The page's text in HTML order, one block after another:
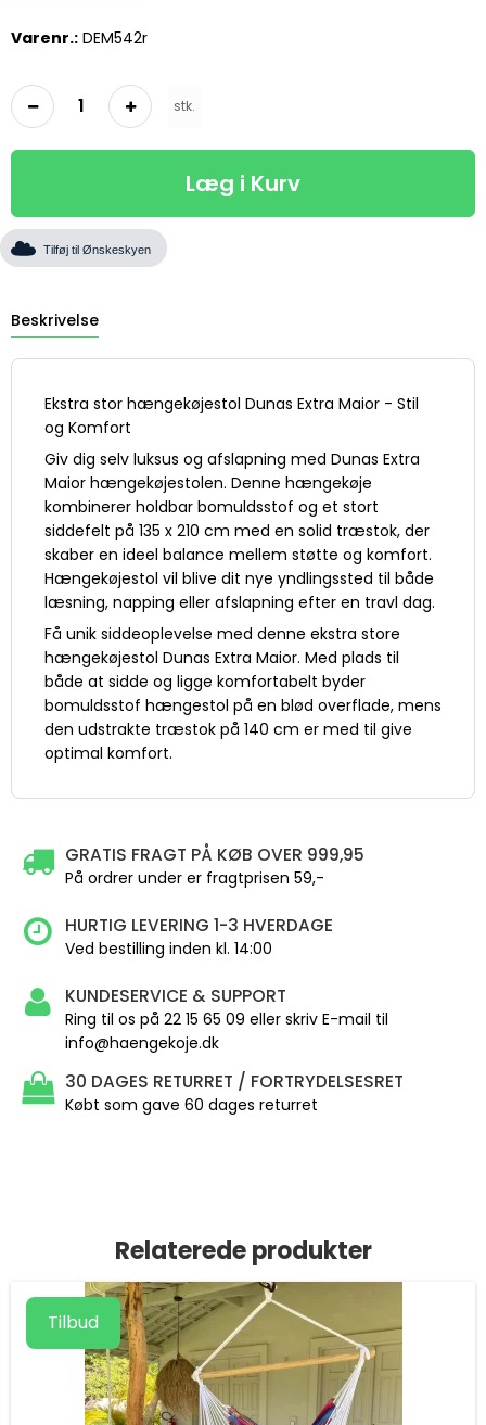
Varenr.: DEM542r
stk.
Læg i Kurv
Tilføj til Ønskeskyen
Beskrivelse
Ekstra stor hængekøjestol Dunas Extra Maior - Stil
og Komfort
Giv dig selv luksus og afslapning med Dunas Extra
Maior hængekøjestolen. Denne hængekøje
kombinerer holdbar bomuldsstof og et stort
siddefelt på 135 x 210 cm med en solid træstok, der
skaber en ideel balance mellem støtte og komfort.
Hængekøjestol vil blive dit nye yndlingssted til både
læsning, napping eller afslapning efter en travl dag.
Få unik siddeoplevelse med denne ekstra store
hængekøjestol Dunas Extra Maior. Med plads til
både at sidde og ligge komfortabelt byder
bomuldsstof hængestol på en blød overflade, mens
den udstrakte træstok på 140 cm er med til give
optimal komfort.
GRATIS FRAGT PÅ KØB OVER 999,95
På ordrer under er fragtprisen 59,-
HURTIG LEVERING 1-3 HVERDAGE
Ved bestilling inden kl. 14:00
KUNDESERVICE & SUPPORT
Ring til os på 22 15 65 09 eller skriv E-mail til
info@haengekoje.dk
30 DAGES RETURRET / FORTRYDELSESRET
Købt som gave 60 dages returret
Relaterede produkter
Tilbud